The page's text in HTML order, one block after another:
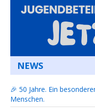
NEWS
🎉 50 Jahre. Ein
Menschen.